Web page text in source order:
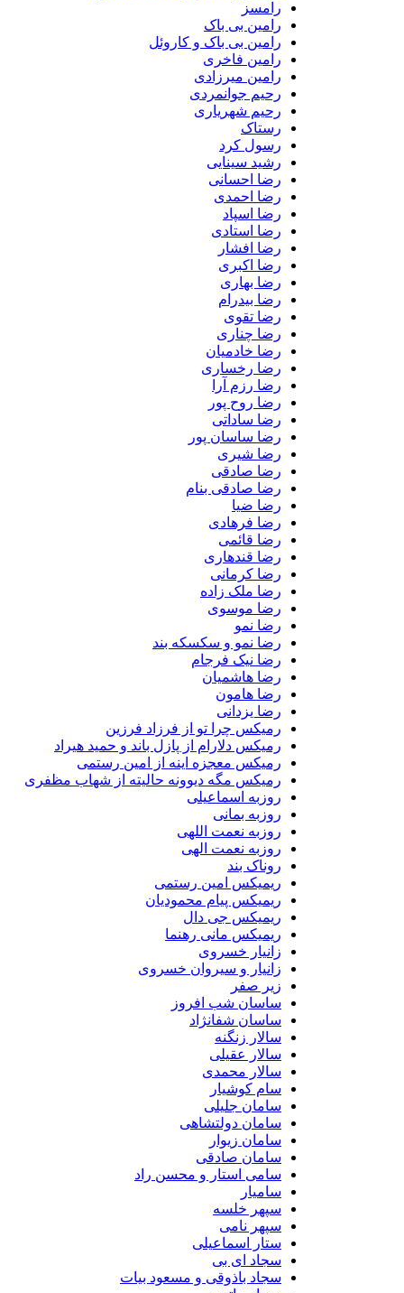
رامین بی باک
رامین بی باک و کاروئل
رامین فاخری
رامین میرزادی
رحیم جوانمردی
رحیم شهریاری
رستاک
رسول کرد
رشید سینایی
رضا احسانی
رضا احمدی
رضا اسپاد
رضا استادی
رضا افشار
رضا اکبری
رضا بهاری
رضا بیدرام
رضا تقوی
رضا چناری
رضا خادمیان
رضا رخساری
رضا رزم آرا
رضا روح پور
رضا ساداتی
رضا ساسان پور
رضا شیری
رضا صادقی
رضا صادقی بنام
رضا ضیا
رضا فرهادی
رضا قائمی
رضا قندهاری
رضا کرمانی
رضا ملک زاده
رضا موسوی
رضا نمو
رضا نمو و سکسکه بند
رضا نیک فرجام
رضا هاشمیان
رضا هامون
رضا یزدانی
رمیکس چرا تو از فرزاد فرزین
رمیکس دلارام از پازل باند و حمید هیراد
رمیکس معجزه اینه از امین رستمی
رمیکس مگه دیوونه حالیته از شهاب مظفری
روزبه اسماعیلی
روزبه بمانی
روزبه نعمت اللهی
روزبه نعمت الهی
روناک بند
ریمیکس امین رستمی
ریمیکس پیام محمودیان
ریمیکس جی دال
ریمیکس مانی رهنما
زانیار خسروی
زانیار و سیروان خسروی
زیر صفر
ساسان شب افروز
ساسان شفانژاد
سالار زنگنه
سالار عقیلی
سالار محمدی
سام کوشیار
سامان جلیلی
سامان دولتشاهی
سامان زیوار
سامان صادقی
سامی استار و محسن راد
سامیار
سپهر خلسه
سپهر نامی
ستار اسماعیلی
سجاد ای بی
سجاد باذوقی و مسعود بیات